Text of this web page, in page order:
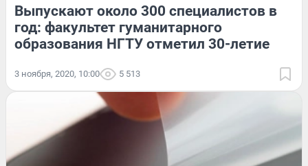
Выпускают около 300 специалистов в
год: факультет гуманитарного
образования НГТУ отметил 30-летие
3 ноября, 2020, 10:00 5 513